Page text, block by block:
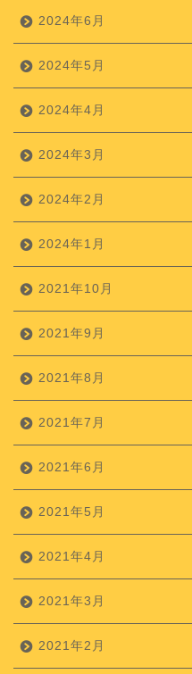
2024年6月
2024年5月
2024年4月
2024年3月
2024年2月
2024年1月
2021年10月
2021年9月
2021年8月
2021年7月
2021年6月
2021年5月
2021年4月
2021年3月
2021年2月